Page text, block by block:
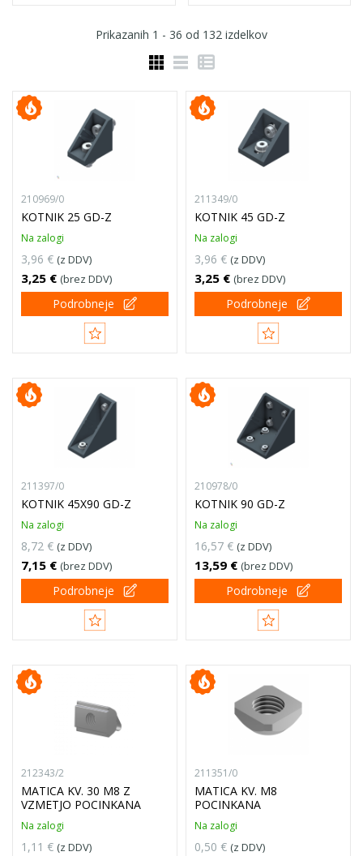
Prikazanih 1 - 36 od 132 izdelkov
210969/0
KOTNIK 25 GD-Z
Na zalogi
3,96 € (z DDV)
3,25 € (brez DDV)
Podrobneje
211349/0
KOTNIK 45 GD-Z
Na zalogi
3,96 € (z DDV)
3,25 € (brez DDV)
Podrobneje
211397/0
KOTNIK 45X90 GD-Z
Na zalogi
8,72 € (z DDV)
7,15 € (brez DDV)
Podrobneje
210978/0
KOTNIK 90 GD-Z
Na zalogi
16,57 € (z DDV)
13,59 € (brez DDV)
Podrobneje
212343/2
MATICA KV. 30 M8 Z
VZMETJO POCINKANA
Na zalogi
1,11 € (z DDV)
211351/0
MATICA KV. M8
POCINKANA
Na zalogi
0,50 € (z DDV)